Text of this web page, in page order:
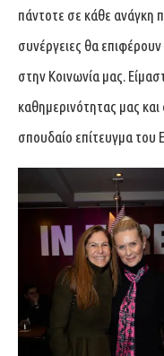
πάντοτε σε κάθε ανάγκη
συνέργειες θα
στην Κοινωνία μας.
καθημερινότητας μας
σπουδαίο επίτευγμα του